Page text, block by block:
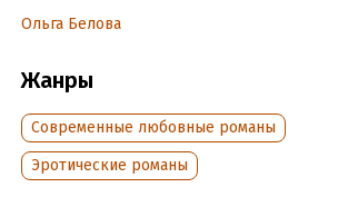
Подробная информация
Год издания:
Дата поступления:2 июня 2020
Ольга Белова
Жанры
Современные любовные романы
Эротические романы